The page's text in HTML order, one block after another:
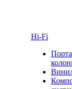
Hi-Fi